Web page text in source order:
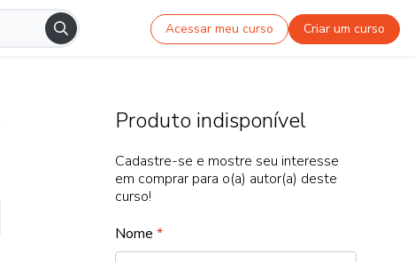
Acessar meu curso Criar um curso
Produto indisponível
Cadastre-se e mostre seu interesse
em comprar para o(a) autor(a) deste
curso!
Nome *